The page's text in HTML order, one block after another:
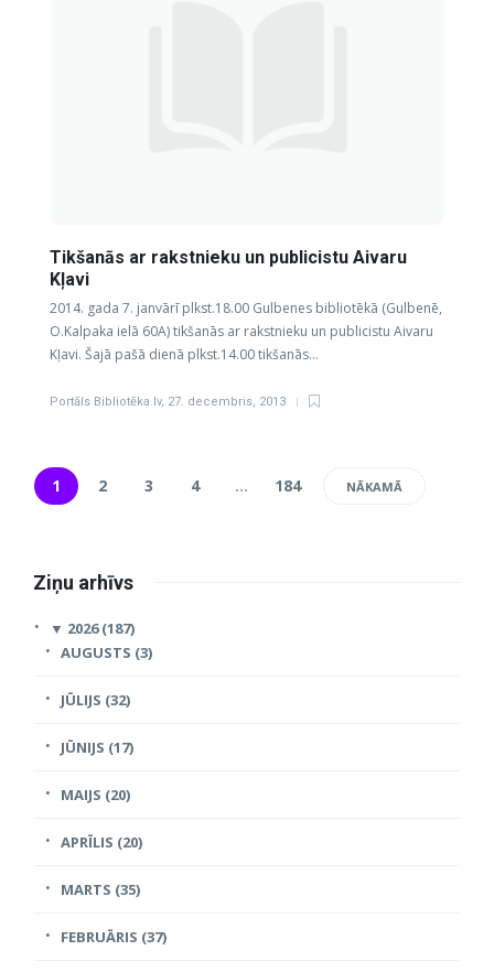
Tikšanās ar rakstnieku un publicistu Aivaru
Kļavi
2014. gada 7. janvārī plkst.18.00 Gulbenes bibliotēkā (Gulbenē,
O.Kalpaka ielā 60A) tikšanās ar rakstnieku un publicistu Aivaru
Kļavi. Šajā pašā dienā plkst.14.00 tikšanās…
Portāls Bibliotēka.lv, 27. decembris, 2013
1 2 3 4 … 184 NĀKAMĀ
Ziņu arhīvs
▼ 2026 (187)
AUGUSTS (3)
JŪLIJS (32)
JŪNIJS (17)
MAIJS (20)
APRĪLIS (20)
MARTS (35)
FEBRUĀRIS (37)